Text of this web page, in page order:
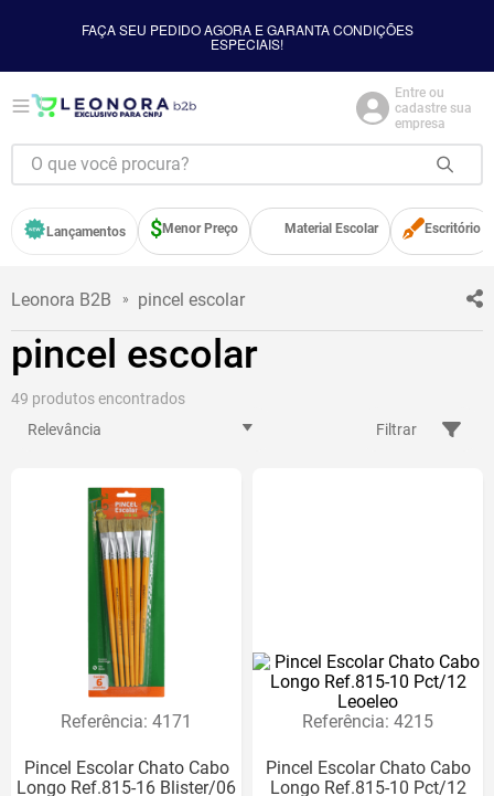
FAÇA SEU PEDIDO AGORA E GARANTA CONDIÇÕES
ESPECIAIS!
Entre ou
cadastre sua
empresa
Lançamentos Menor Preço Material Escolar Escritório
pincel escolar
pincel escolar
49
Relevância
Filtrar
Referência: 4171
Pincel Escolar Chato Cabo
Longo Ref.815-16 Blister/06
Referência: 4215
Pincel Escolar Chato Cabo
Longo Ref.815-10 Pct/12